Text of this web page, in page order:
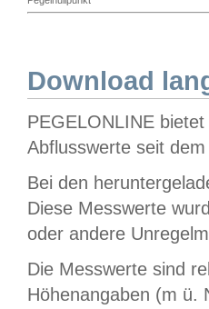
Download
PEGELONLINE
Abflusswerte seit
Bei den
Diese Messwerte
oder andere
Die Messwerte sind
Höhenangaben (m ü.